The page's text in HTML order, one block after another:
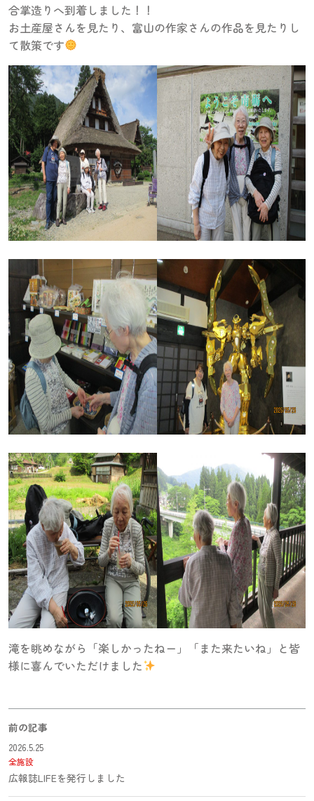
合掌造りへ到着しました！！
お土産屋さんを見たり、富山の作家さんの作品を見たりし
て散策です
滝を眺めながら「楽しかったねー」「また来たいね」と皆
様に喜んでいただけました
前の記事
2026.5.25
全施設
広報誌LIFEを発行しました